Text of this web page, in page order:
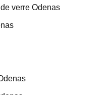
verre Odenas